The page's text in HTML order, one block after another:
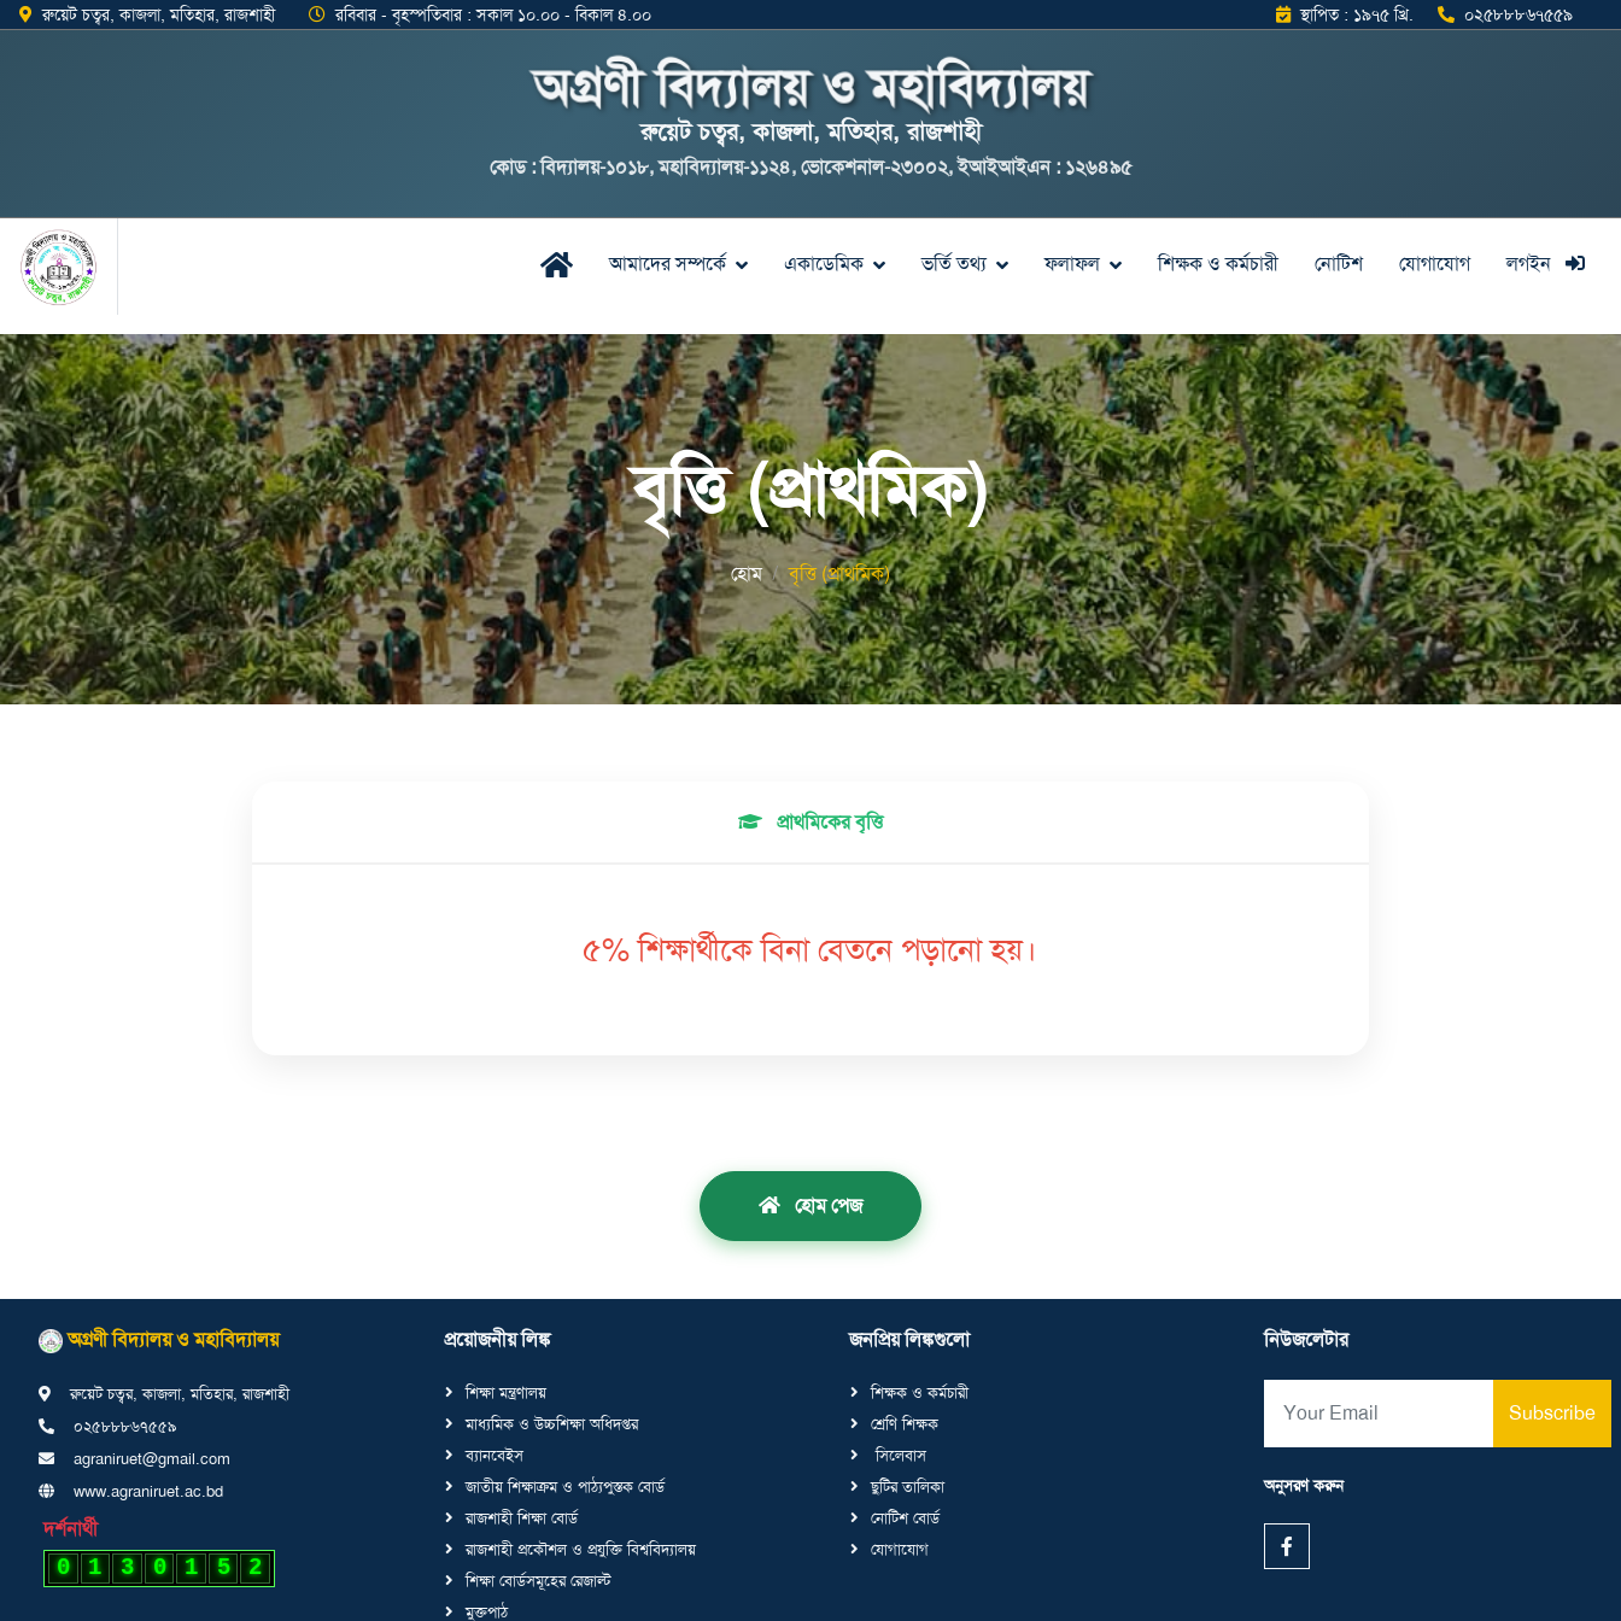
রুয়েট চত্বর, কাজলা, মতিহার, রাজশাহী রবিবার - বৃহস্পতিবার : সকাল ১০.০০ - বিকাল ৪.০০ স্থাপিত : ১৯৭৫ খ্রি. ০২৫৮৮৮৬৭৫৫৯
অগ্রণী বিদ্যালয় ও মহাবিদ্যালয়
রুয়েট চত্বর, কাজলা, মতিহার, রাজশাহী
কোড : বিদ্যালয়-১০১৮, মহাবিদ্যালয়-১১২৪, ভোকেশনাল-২৩০০২, ইআইআইএন : ১২৬৪৯৫
আমাদের সম্পর্কে একাডেমিক ভর্তি তথ্য ফলাফল শিক্ষক ও কর্মচারী নোটিশ যোগাযোগ লগইন
বৃত্তি (প্রাথমিক)
হোম বৃত্তি (প্রাথমিক)
প্রাথমিকের বৃত্তি
৫% শিক্ষার্থীকে বিনা বেতনে পড়ানো হয়।
হোম পেজ
অগ্রণী বিদ্যালয় ও মহাবিদ্যালয়
রুয়েট চত্বর, কাজলা, মতিহার, রাজশাহী
০২৫৮৮৮৬৭৫৫৯
agraniruet@gmail.com
www.agraniruet.ac.bd
দর্শনার্থী
0 1 3 0 1 5 2
প্রয়োজনীয় লিঙ্ক
শিক্ষা মন্ত্রণালয়
মাধ্যমিক ও উচ্চশিক্ষা অধিদপ্তর
ব্যানবেইস
জাতীয় শিক্ষাক্রম ও পাঠ্যপুস্তক বোর্ড
রাজশাহী শিক্ষা বোর্ড
রাজশাহী প্রকৌশল ও প্রযুক্তি বিশ্ববিদ্যালয়
শিক্ষা বোর্ডসমূহের রেজাল্ট
মুক্তপাঠ
জনপ্রিয় লিঙ্কগুলো
শিক্ষক ও কর্মচারী
শ্রেণি শিক্ষক
সিলেবাস
ছুটির তালিকা
নোটিশ বোর্ড
যোগাযোগ
নিউজলেটার
অনুসরণ করুন